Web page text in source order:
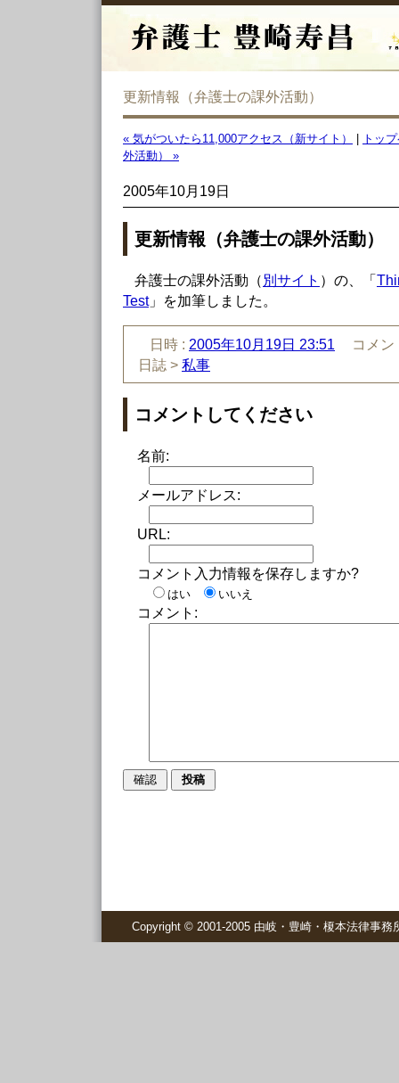
更新情報（弁護士の課外活動）
« 気がついたら11,000アクセス（新サイト）
トッ
外活動） »
2005年10月19日
更新情報（弁護士の課外活動）
弁護士の課外活動（ 別サイト ）の、「
Test」を加筆しました。
日時 : 2005年10月19日 23:51
コメ
日誌 > 私事
コメントしてください
名前:
メールアドレス:
URL:
コメント入力情報を保存しますか?
はい いいえ
コメント:
Copyright © 2001-2005 由岐・豊崎・榎本法律事